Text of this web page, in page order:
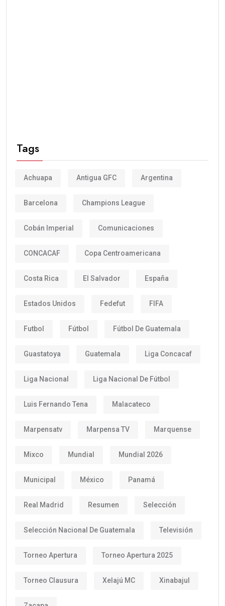
Tags
Achuapa Antigua GFC Argentina
Barcelona Champions League
Cobán Imperial Comunicaciones
CONCACAF Copa Centroamericana
Costa Rica El Salvador España
Estados Unidos Fedefut FIFA
Futbol Fútbol Fútbol De Guatemala
Guastatoya Guatemala Liga Concacaf
Liga Nacional Liga Nacional De Fútbol
Luis Fernando Tena Malacateco
Marpensatv Marpensa TV Marquense
Mixco Mundial Mundial 2026
Municipal México Panamá
Real Madrid Resumen Selección
Selección Nacional De Guatemala Televisión
Torneo Apertura Torneo Apertura 2025
Torneo Clausura Xelajú MC Xinabajul